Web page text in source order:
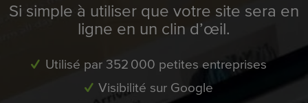
Si simple à utiliser que votre site sera en
ligne en un clin d’œil.
Utilisé par 352 000 petites entreprises
Visibilité sur Google